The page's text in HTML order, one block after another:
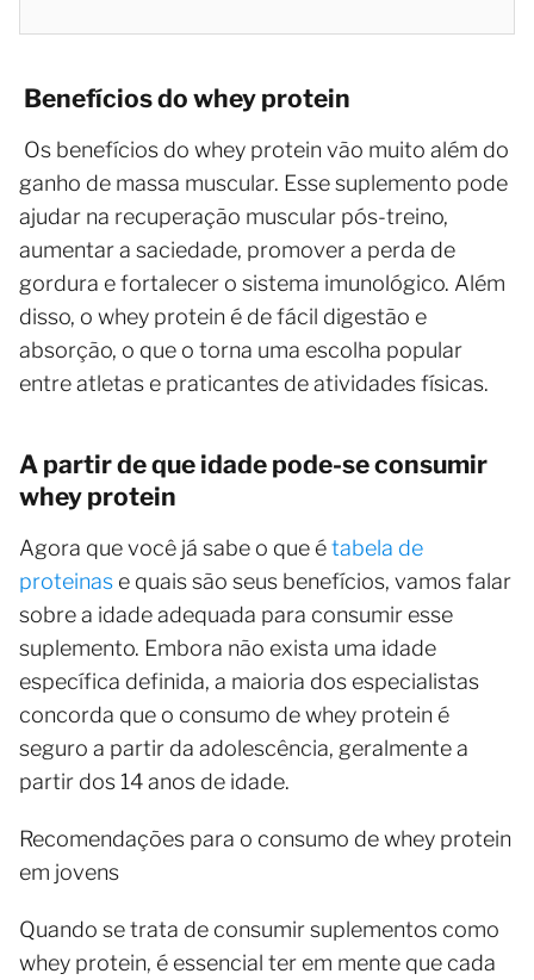
Benefícios do whey protein
Os benefícios do whey protein vão muito além do
ganho de massa muscular. Esse suplemento pode
ajudar na recuperação muscular pós-treino,
aumentar a saciedade, promover a perda de
gordura e fortalecer o sistema imunológico. Além
disso, o whey protein é de fácil digestão e
absorção, o que o torna uma escolha popular
entre atletas e praticantes de atividades físicas.
A partir de que idade pode-se consumir
whey protein
Agora que você já sabe o que étabela de
proteinas e quais são seus benefícios, vamos falar
sobre a idade adequada para consumir esse
suplemento. Embora não exista uma idade
específica definida, a maioria dos especialistas
concorda que o consumo de whey protein é
seguro a partir da adolescência, geralmente a
partir dos 14 anos de idade.
Recomendações para o consumo de whey protein
em jovens
Quando se trata de consumir suplementos como
whey protein, é essencial ter em mente que cada